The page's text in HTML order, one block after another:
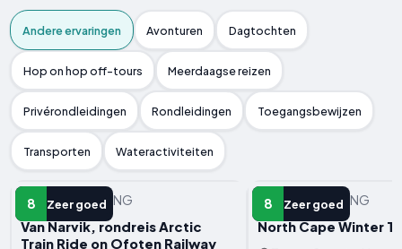
Andere ervaringen Avonturen Dagtochten
Hop on hop off-tours Meerdaagse reizen
Privérondleidingen Rondleidingen Toegangsbewijzen
Transporten Wateractiviteiten
8 Zeer goed
ANDERE ERVARING
Van Narvik, rondreis Arctic
Train Ride on Ofoten Railway
8 Zeer goed
ANDERE ERVARING
North Cape Winter